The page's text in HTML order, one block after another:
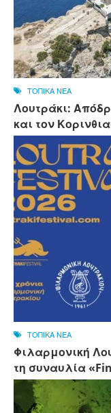
ΤΟΠΙΚΑ ΝΕΑ
Λουτράκι:
και τον
ΤΟΠΙΚΑ ΝΕΑ
Φιλαρμονική
τη συναυλία